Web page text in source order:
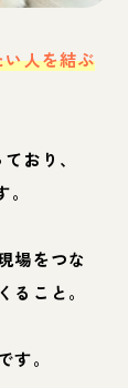
人を結ぶ
おり、
場をつな
ること。
す。